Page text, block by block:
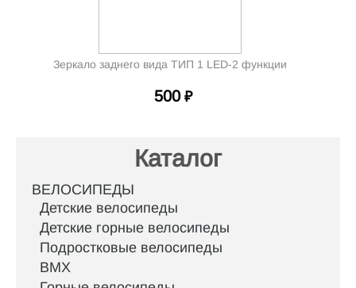
Зеркало заднего вида ТИП 1 LED-2 функции
500 ₽
Каталог
ВЕЛОСИПЕДЫ
Детские велосипеды
Детские горные велосипеды
Подростковые велосипеды
BMX